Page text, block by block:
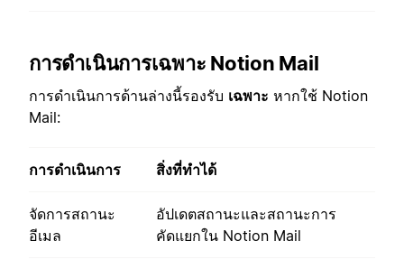
การดำเนินการเฉพาะ Notion Mail
การดำเนินการด้านล่างนี้รองรับ เฉพาะ หากใช้ Notion
Mail:
การดำเนินการ สิ่งที่ทำได้
จัดการสถานะ
อีเมล
อัปเดตสถานะและสถานะการ
คัดแยกใน Notion Mail